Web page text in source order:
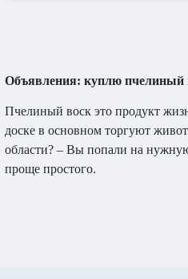
Объявления: куплю пчелиный
Пчелиный воск это продукт
доске в основном торгуют
области? – Вы попали на
проще простого.